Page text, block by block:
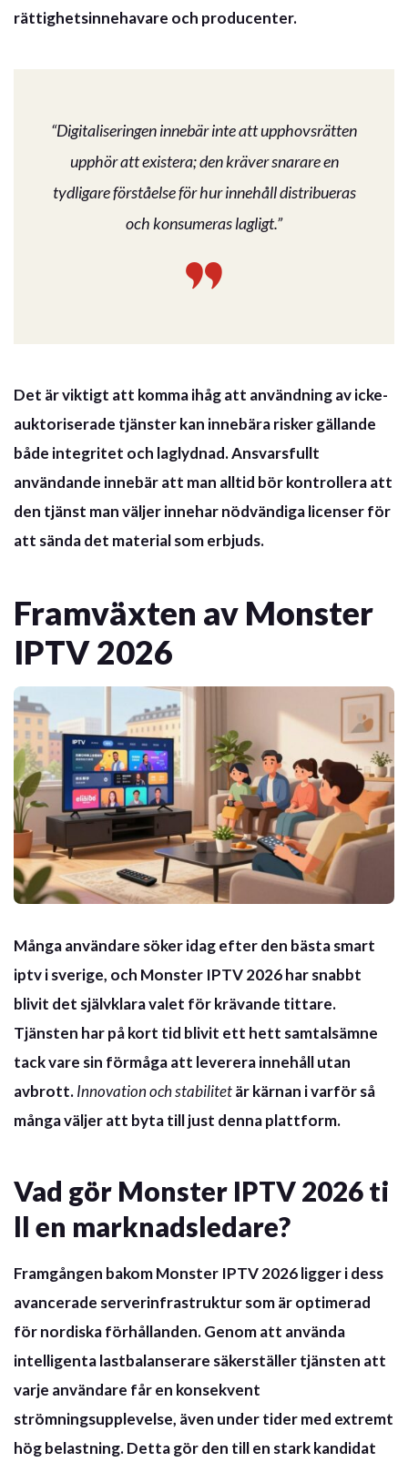
rättighetsinnehavare och producenter.
“Digitaliseringen innebär inte att upphovsrätten
upphör att existera; den kräver snarare en
tydligare förståelse för hur innehåll distribueras
och konsumeras lagligt.”
Det är viktigt att komma ihåg att användning av icke-
auktoriserade tjänster kan innebära risker gällande
både integritet och laglydnad.Ansvarsfullt
användande innebär att man alltid bör kontrollera att
den tjänst man väljer innehar nödvändiga licenser för
att sända det material som erbjuds.
Framväxten av Monster
IPTV 2026
Många användare söker idag efter den bästa smart
iptv i sverige, och Monster IPTV 2026 har snabbt
blivit det självklara valet för krävande tittare.
Tjänsten har på kort tid blivit ett hett samtalsämne
tack vare sin förmåga att leverera innehåll utan
avbrott.Innovation och stabilitetär kärnan i varför så
många väljer att byta till just denna plattform.
Vad gör Monster IPTV 2026 ti
ll en marknadsledare?
Framgången bakom Monster IPTV 2026 ligger i dess
avancerade serverinfrastruktur som är optimerad
för nordiska förhållanden. Genom att använda
intelligenta lastbalanserare säkerställer tjänsten att
varje användare får en konsekvent
strömningsupplevelse, även under tider med extremt
hög belastning. Detta gör den till en stark kandidat